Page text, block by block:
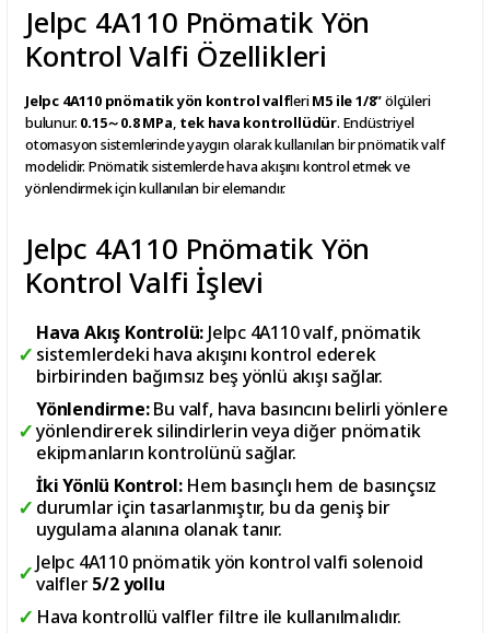
Jelpc 4A110 Pnömatik Yön
Kontrol Valfi Özellikleri
Jelpc 4A110 pnömatik yön kontrol valfleriM5 ile 1/8”ölçüleri
bulunur. 0.15～0.8 MPa, tek hava kontrollüdür. Endüstriyel
otomasyon sistemlerinde yaygın olarak kullanılan bir pnömatik valf
modelidir. Pnömatik sistemlerde hava akışını kontrol etmek ve
yönlendirmek için kullanılan bir elemandır.
Jelpc 4A110 Pnömatik Yön
Kontrol Valfi İşlevi
Hava Akış Kontrolü: Jelpc 4A110 valf, pnömatik
sistemlerdeki hava akışını kontrol ederek
birbirinden bağımsız beş yönlü akışı sağlar.
Yönlendirme:Bu valf, hava basıncını belirli yönlere
yönlendirerek silindirlerin veya diğer pnömatik
ekipmanların kontrolünü sağlar.
İki Yönlü Kontrol:Hem basınçlı hem de basınçsız
durumlar için tasarlanmıştır, bu da geniş bir
uygulama alanına olanak tanır.
Jelpc 4A110 pnömatik yön kontrol valfi solenoid
valfler5/2 yollu
Hava kontrollü valfler filtre ile kullanılmalıdır.